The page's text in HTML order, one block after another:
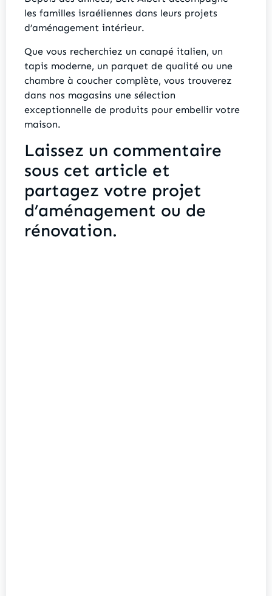
les familles israéliennes dans leurs projets
d’aménagement intérieur.
Que vous recherchiez un canapé italien, un
tapis moderne, un parquet de qualité ou une
chambre à coucher complète, vous trouverez
dans nos magasins une sélection
exceptionnelle de produits pour embellir votre
maison.
Laissez un commentaire
sous cet article et
partagez votre projet
d’aménagement ou de
rénovation.